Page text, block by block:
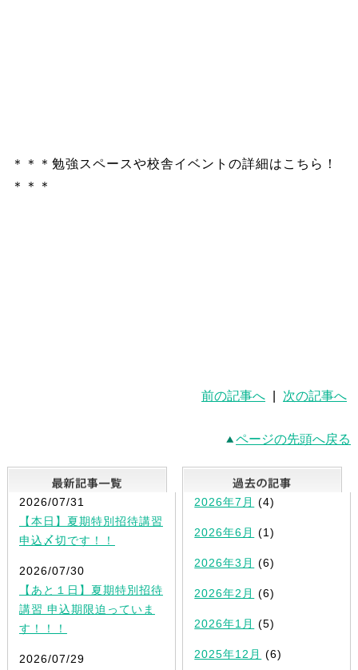
＊＊＊勉強スペースや校舎イベントの詳細はこちら！
＊＊＊
前の記事へ 次の記事へ
ページの先頭へ戻る
最新記事一覧
2026/07/31
【本日】夏期特別招待講習
申込〆切です！！
2026/07/30
【あと１日】夏期特別招待
講習 申込期限迫っていま
す！！！
2026/07/29
2026年7月 (4)
2026年6月 (1)
2026年3月 (6)
2026年2月 (6)
2026年1月 (5)
2025年12月 (6)